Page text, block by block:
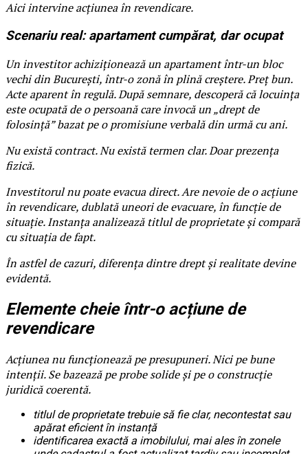
Aici intervine acțiunea în revendicare.
Scenariu real: apartament cumpărat, dar ocupat
Un investitor achiziționează un apartament într-un bloc
vechi din București, într-o zonă în plină creștere. Preț bun.
Acte aparent în regulă. După semnare, descoperă că locuința
este ocupată de o persoană care invocă un „drept de
folosință” bazat pe o promisiune verbală din urmă cu ani.
Nu există contract. Nu există termen clar. Doar prezența
fizică.
Investitorul nu poate evacua direct. Are nevoie de o acțiune
în revendicare, dublată uneori de evacuare, în funcție de
situație. Instanța analizează titlul de proprietate și compară
cu situația de fapt.
În astfel de cazuri, diferența dintre drept și realitate devine
evidentă.
Elemente cheie într-o acțiune de
revendicare
Acțiunea nu funcționează pe presupuneri. Nici pe bune
intenții. Se bazează pe probe solide și pe o construcție
juridică coerentă.
titlul de proprietate trebuie să fie clar, necontestat sau
apărat eficient în instanță
identificarea exactă a imobilului, mai ales în zonele